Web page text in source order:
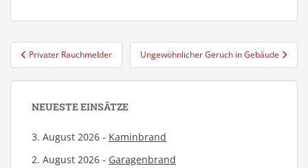
Beitragsnavigation
Privater Rauchmelder Ungewöhnlicher Geruch in Gebäude
NEUESTE EINSÄTZE
3. August 2026 - Kaminbrand
2. August 2026 - Garagenbrand